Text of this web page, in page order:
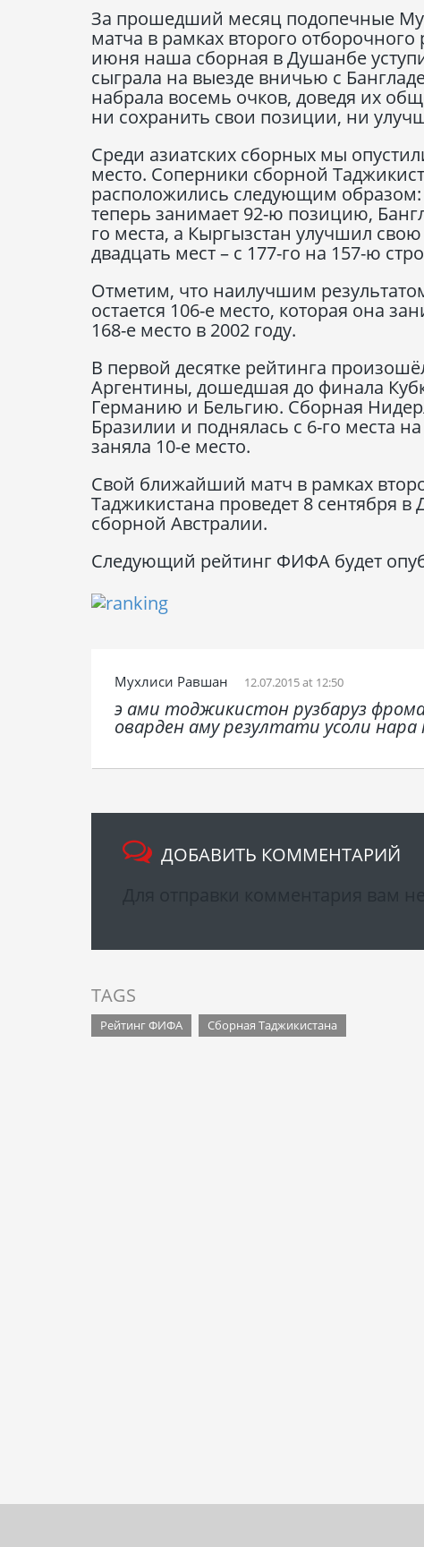
За прошедший месяц подопечные
матча в рамках второго
июня наша сборная в Душанбе
сыграла на выезде вничью с
набрала восемь очков, доведя их
ни сохранить свои позиции, ни
Среди азиатских сборных мы
место. Соперники сборной
расположились следующим образом:
теперь занимает 92-ю позицию,
го места, а Кыргызстан улучшил
двадцать мест – с 177-го на 157-ю
Отметим, что наилучшим
остается 106-е место, которая она
168-е место в 2002 году.
В первой десятке рейтинга
Аргентины, дошедшая до финала
Германию и Бельгию. Сборная
Бразилии и поднялась с 6-го места
заняла 10-е место.
Свой ближайший матч в рамках
Таджикистана проведет 8 сентября
сборной Австралии.
Следующий рейтинг ФИФА будет
Мухлиси Равшан 12.07.2015 at 12:50
э ами тоджикистон рузбаруз
оварден аму резултати усоли нара
ДОБАВИТЬ КОММЕНТАРИЙ
TAGS
Рейтинг ФИФА Сборная Таджикистана